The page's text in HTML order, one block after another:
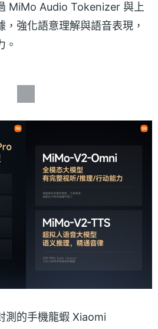
MiMo Audio Tokenizer 與上
強化語意理解與語音表現，
。
測的手機龍蝦 Xiaomi